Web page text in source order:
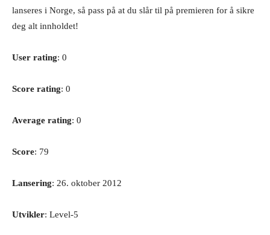
lanseres i Norge, så pass på at du slår til på premieren for å sikre
deg alt innholdet!
User rating: 0
Score rating: 0
Average rating: 0
Score: 79
Lansering: 26. oktober 2012
Utvikler: Level-5